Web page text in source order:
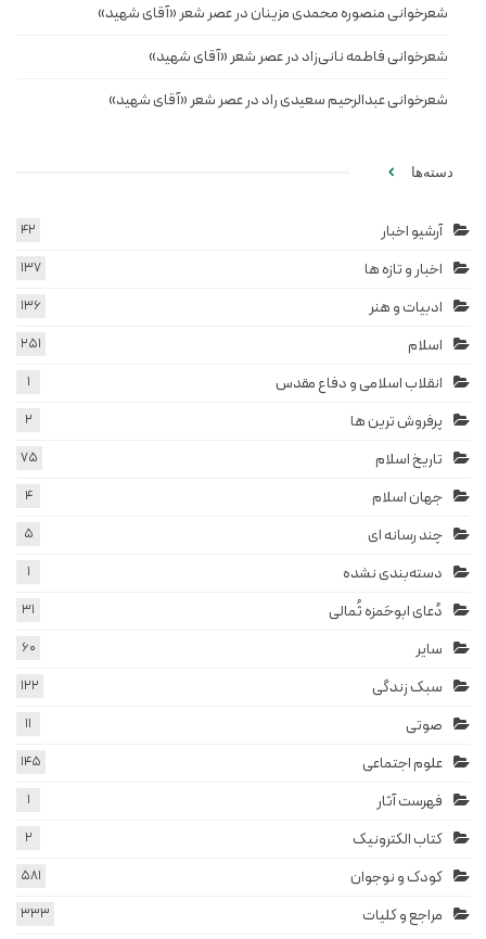
شعرخوانی منصوره محمدی مزینان در عصر شعر «آقای شهید»
شعرخوانی فاطمه نانی‌زاد در عصر شعر «آقای شهید»
شعرخوانی عبدالرحیم سعیدی راد در عصر شعر «آقای شهید»
دسته‌ها
آرشیو اخبار 42
اخبار و تازه ها 137
ادبیات و هنر 136
اسلام 251
انقلاب اسلامی و دفاع مقدس 1
پرفروش ترین ها 2
تاریخ اسلام 75
جهان اسلام 4
چند رسانه ای 5
دسته‌بندی نشده 1
دُعای ابوحَمزه ثُمالی 31
سایر 60
سبک زندگی 122
صوتی 11
علوم اجتماعی 145
فهرست آثار 1
کتاب الکترونیک 2
کودک و نوجوان 581
مراجع و کلیات 333